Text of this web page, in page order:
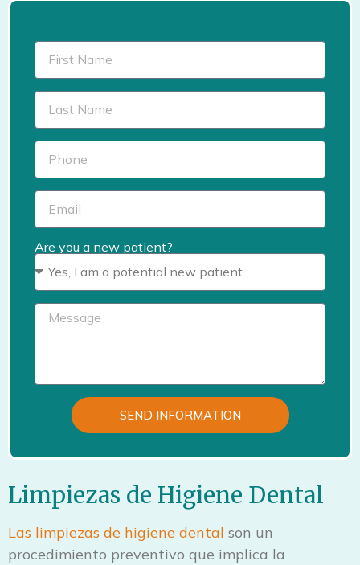
Are you a new patient?
SEND INFORMATION
Limpiezas de Higiene Dental
Las limpiezas de higiene dental son un
procedimiento preventivo que implica la